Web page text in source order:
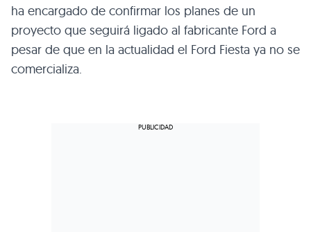
ha encargado de confirmar los planes de un
proyecto que seguirá ligado al fabricante Ford a
pesar de que en la actualidad el Ford Fiesta ya no se
comercializa.